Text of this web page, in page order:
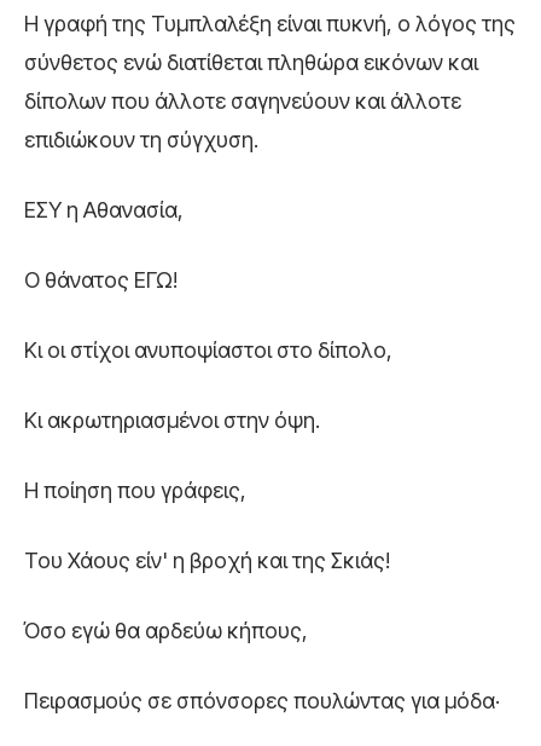
Η γραφή της Τυμπλαλέξη είναι πυκνή, ο λόγος της
σύνθετος ενώ διατίθεται πληθώρα εικόνων και
δίπολων που άλλοτε σαγηνεύουν και άλλοτε
επιδιώκουν τη σύγχυση.
ΕΣΥ η Αθανασία,
Ο θάνατος ΕΓΩ!
Κι οι στίχοι ανυποψίαστοι στο δίπολο,
Κι ακρωτηριασμένοι στην όψη.
Η ποίηση που γράφεις,
Του Χάους είν' η βροχή και της Σκιάς!
Όσο εγώ θα αρδεύω κήπους,
Πειρασμούς σε σπόνσορες πουλώντας για μόδα·